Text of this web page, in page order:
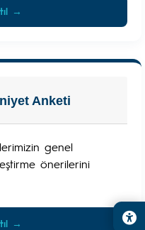
→
Anketi
genel
önerilerini
→